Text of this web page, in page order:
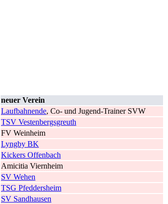
neuer Verein
Laufbahnende, Co- und Jugend-Trainer SVW
TSV Vestenbergsgreuth
FV Weinheim
Lyngby BK
Kickers Offenbach
Amicitia Viernheim
SV Wehen
TSG Pfeddersheim
SV Sandhausen